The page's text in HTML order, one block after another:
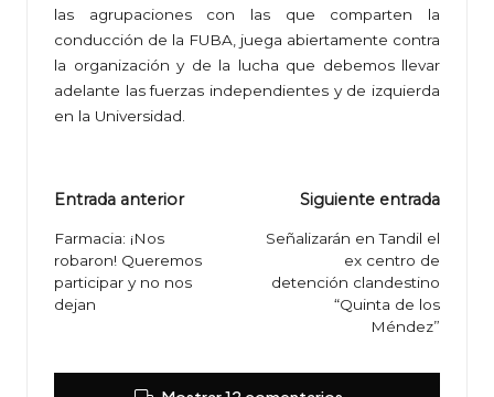
las agrupaciones con las que comparten la
conducción de la FUBA, juega abiertamente contra
la organización y de la lucha que debemos llevar
adelante las fuerzas independientes y de izquierda
en la Universidad.
Navegación
de
entradas
Entrada anterior
Farmacia: ¡Nos
robaron! Queremos
participar y no nos
dejan
Siguiente entrada
Señalizarán en Tandil el
ex centro de
detención clandestino
“Quinta de los
Méndez”